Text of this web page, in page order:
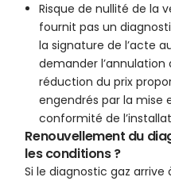
Risque de nullité de la
fournit pas un
la signature de l’acte
demander
réduction du prix
engendrés par la mise
conformité de
Renouvellement du
les conditions ?
Si le diagnostic gaz